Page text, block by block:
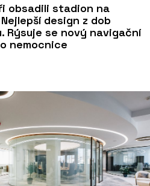
obsadili stadion na
design z dob
Rýsuje se nový navigační
nemocnice